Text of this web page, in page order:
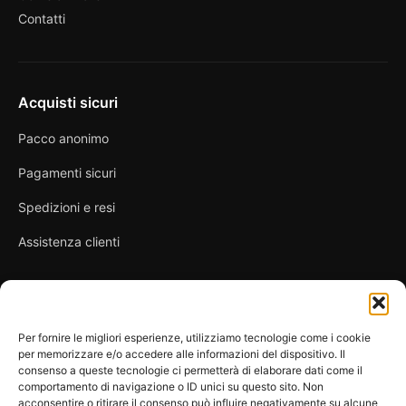
Per fornire le migliori esperienze, utilizziamo tecnologie come i cookie
per memorizzare e/o accedere alle informazioni del dispositivo. Il
consenso a queste tecnologie ci permetterà di elaborare dati come il
comportamento di navigazione o ID unici su questo sito. Non
acconsentire o ritirare il consenso può influire negativamente su alcune
Contatti
Acquisti sicuri
Pacco anonimo
Pagamenti sicuri
Spedizioni e resi
Assistenza clienti
Privacy Policy
Condizioni di vendita